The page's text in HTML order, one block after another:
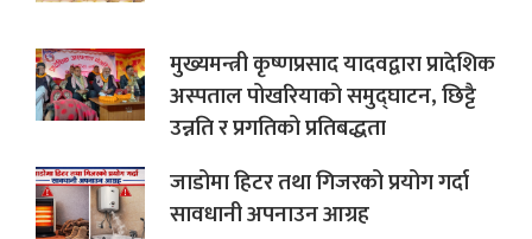
मुख्यमन्त्री कृष्णप्रसाद यादवद्वारा प्रादेशिक
अस्पताल पोखरियाको समुद्घाटन, छिट्टै
उन्नति र प्रगतिको प्रतिबद्धता
जाडोमा हिटर तथा गिजरको प्रयोग गर्दा
सावधानी अपनाउन आग्रह